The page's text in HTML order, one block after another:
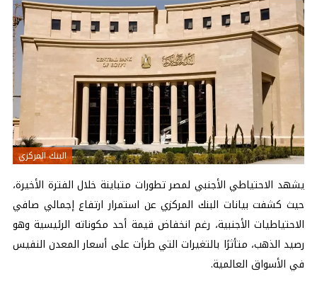
البنك المركزي
يشهد الاحتياطي الأجنبي لمصر تطورات متباينة خلال الفترة الأخيرة،
حيث كشفت بيانات البنك المركزي عن استمرار ارتفاع إجمالي صافي
الاحتياطيات الأجنبية، رغم انخفاض قيمة أحد مكوناته الرئيسية وهو
رصيد الذهب، متأثرًا بالتغيرات التي طرأت على أسعار المعدن النفيس
في الأسواق العالمية.